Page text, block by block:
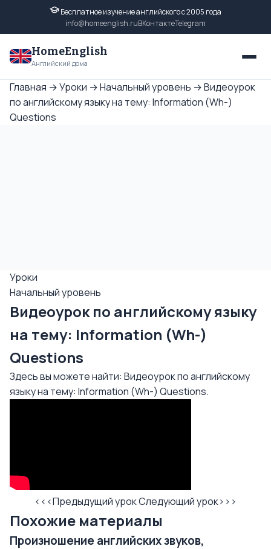
Бесплатное изучение английского с 2005 года
info@homeenglish.ruВКонтактеTelegram
HomeEnglish
Английский дома
Главная →Уроки →Начальный уровень →Видеоурок
по английскому языку на тему: Information (Wh-)
Questions
Уроки
Начальный уровень
Видеоурок по английскому языку
на тему: Information (Wh-)
Questions
Здесь вы можете найти: Видеоурок по английскому
языку на тему: Information (Wh-) Questions.
<<<Предыдущий урокСледующий урок>>>
Похожие материалы
Произношение английских звуков,